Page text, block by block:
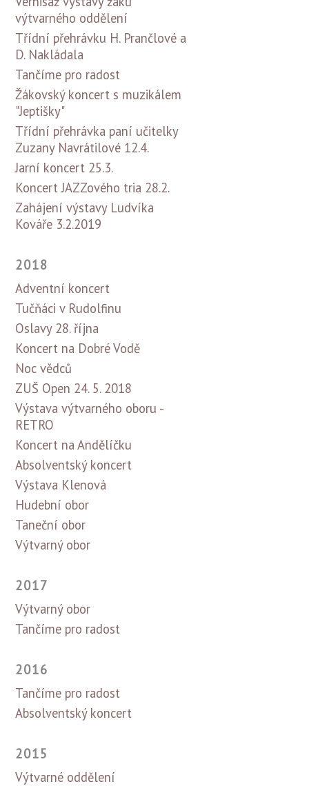
výtvarného oddělení
Třídní přehrávku H. Prančlové a
D. Nakládala
Tančíme pro radost
Žákovský koncert s muzikálem
"Jeptišky"
Třídní přehrávka paní učitelky
Zuzany Navrátilové 12.4.
Jarní koncert 25.3.
Koncert JAZZového tria 28.2.
Zahájení výstavy Ludvíka
Kováře 3.2.2019
2018
Adventní koncert
Tučňáci v Rudolfinu
Oslavy 28. října
Koncert na Dobré Vodě
Noc vědců
ZUŠ Open 24. 5. 2018
Výstava výtvarného oboru -
RETRO
Koncert na Andělíčku
Absolventský koncert
Výstava Klenová
Hudební obor
Taneční obor
Výtvarný obor
2017
Výtvarný obor
Tančíme pro radost
2016
Tančíme pro radost
Absolventský koncert
2015
Výtvarné oddělení